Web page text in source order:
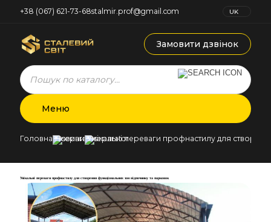
+38 (067) 621-73-68stalmir.prof@gmail.com
UK
Замовити дзвінок
Products
search
Меню
Головна Новини Унікальні переваги профнастилу для
Унікальні переваги профнастилу для створення функціональних зон відпочинку та парковок